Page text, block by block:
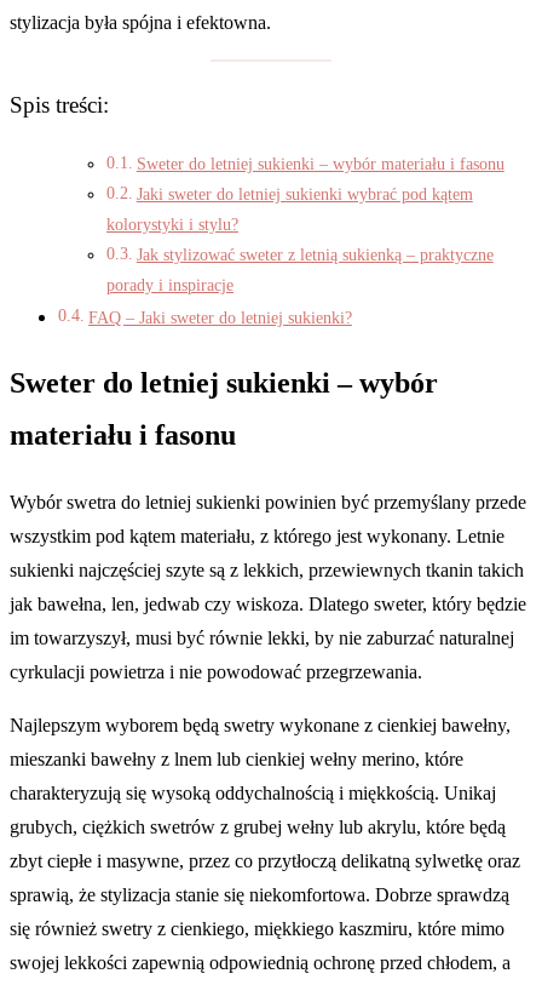
stylizacja była spójna i efektowna.
Spis treści:
Sweter do letniej sukienki – wybór materiału i fasonu
Jaki sweter do letniej sukienki wybrać pod kątem
kolorystyki i stylu?
Jak stylizować sweter z letnią sukienką – praktyczne
porady i inspiracje
FAQ – Jaki sweter do letniej sukienki?
Sweter do letniej sukienki – wybór
materiału i fasonu
Wybór swetra do letniej sukienki powinien być przemyślany przede
wszystkim pod kątem materiału, z którego jest wykonany. Letnie
sukienki najczęściej szyte są z lekkich, przewiewnych tkanin takich
jak bawełna, len, jedwab czy wiskoza. Dlatego sweter, który będzie
im towarzyszył, musi być równie lekki, by nie zaburzać naturalnej
cyrkulacji powietrza i nie powodować przegrzewania.
Najlepszym wyborem będą swetry wykonane z cienkiej bawełny,
mieszanki bawełny z lnem lub cienkiej wełny merino, które
charakteryzują się wysoką oddychalnością i miękkością. Unikaj
grubych, ciężkich swetrów z grubej wełny lub akrylu, które będą
zbyt ciepłe i masywne, przez co przytłoczą delikatną sylwetkę oraz
sprawią, że stylizacja stanie się niekomfortowa. Dobrze sprawdzą
się również swetry z cienkiego, miękkiego kaszmiru, które mimo
swojej lekkości zapewnią odpowiednią ochronę przed chłodem, a